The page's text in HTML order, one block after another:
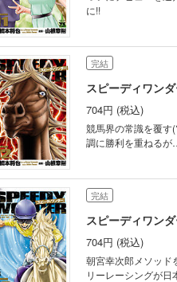
に!!
完結
スピーディワン
704円 (税込)
競馬界の常識を覆
調に勝利を重ねる
完結
スピーディワン
704円 (税込)
朝宮幸次郎メソッド
リーレーシングが